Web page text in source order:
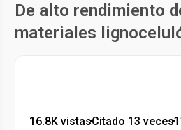
De alto rendimiento
materiales
16.8K vistas•Citado 13 veces•